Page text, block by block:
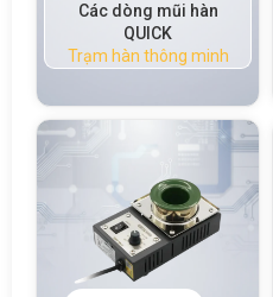
Các dòng mũi hàn
QUICK
Trạm hàn thông minh